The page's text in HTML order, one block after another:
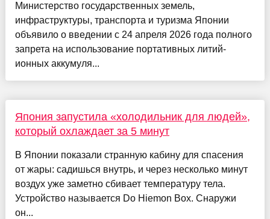
Министерство государственных земель,
инфраструктуры, транспорта и туризма Японии
объявило о введении с 24 апреля 2026 года полного
запрета на использование портативных литий-
ионных аккумуля...
Япония запустила «холодильник для людей»,
который охлаждает за 5 минут
В Японии показали странную кабину для спасения
от жары: садишься внутрь, и через несколько минут
воздух уже заметно сбивает температуру тела.
Устройство называется Do Hiemon Box. Снаружи
он...